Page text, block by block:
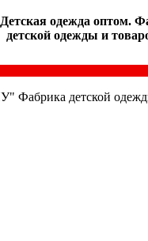
Детская одежда оптом.
детской одежды и
Фабрика детской